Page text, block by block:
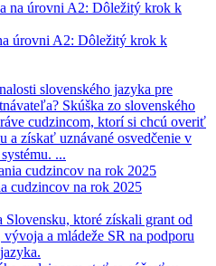
úrovni A2: Dôležitý krok k
slovenského jazyka pre
Skúška zo slovenského
cudzincom, ktorí si chcú overiť
a získať uznávané osvedčenie v
...
cudzincov na rok 2025
Slovensku, ktoré získali grant od
a mládeže SR na podporu